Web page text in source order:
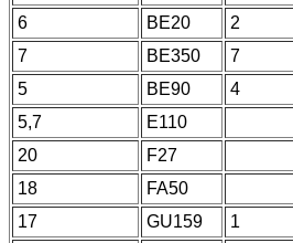
6
BE20
2
7
BE350 7
5
BE90 4
5,7
E110
20
F27
18
FA50
17
GU159
1